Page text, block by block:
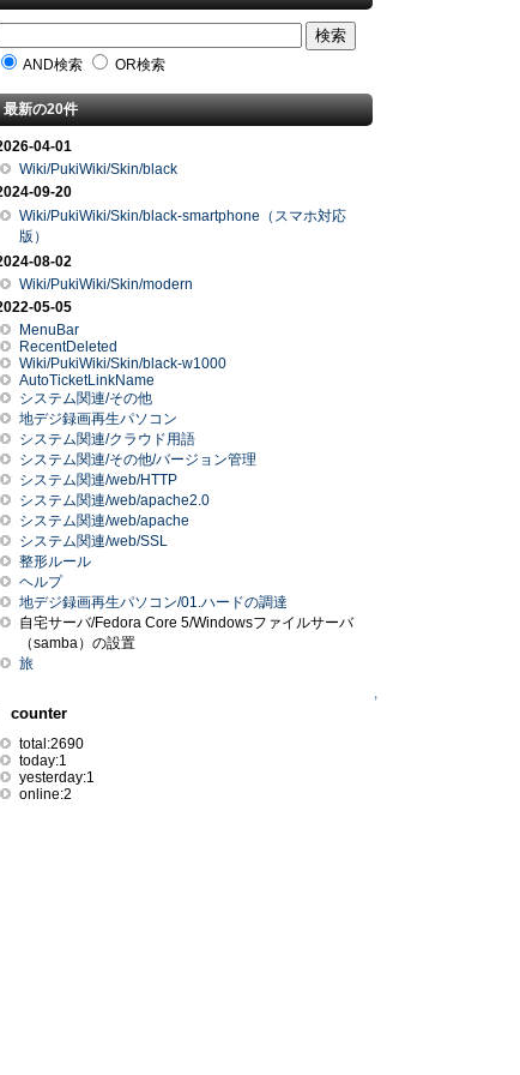
AND検索 OR検索
最新の20件
04-01
Wiki/PukiWiki/Skin/black
09-20
Wiki/PukiWiki/Skin/black-smartphone（スマホ対応
版）
08-02
Wiki/PukiWiki/Skin/modern
05-05
MenuBar
RecentDeleted
Wiki/PukiWiki/Skin/black-w1000
AutoTicketLinkName
システム関連/その他
地デジ録画再生パソコン
システム関連/クラウド用語
システム関連/その他/バージョン管理
システム関連/web/HTTP
システム関連/web/apache2.0
システム関連/web/apache
システム関連/web/SSL
整形ルール
ヘルプ
地デジ録画再生パソコン/01.ハードの調達
自宅サーバ/Fedora Core 5/Windowsファイルサーバ
（samba）の設置
旅
↑
counter
total:2690
today:1
yesterday:1
online:2